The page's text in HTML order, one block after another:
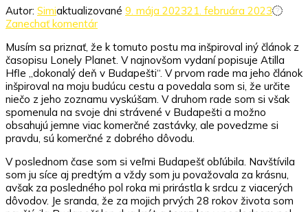
Autor: Simiaktualizované 9. mája 202321. februára 2023
Zanechať komentárk
Dokonalý
víkend
v
Budapešti
Musím sa priznať, že k tomuto postu ma inšpiroval iný článok z
časopisu Lonely Planet. V najnovšom vydaní popisuje Atilla
Hӧfle „dokonalý deň v Budapešti“. V prvom rade ma jeho článok
inšpiroval na moju budúcu cestu a povedala som si, že určite
niečo z jeho zoznamu vyskúšam. V druhom rade som si však
spomenula na svoje dni strávené v Budapešti a možno
obsahujú jemne viac komerčné zastávky, ale povedzme si
pravdu, sú komerčné z dobrého dôvodu.
V poslednom čase som si veľmi Budapešť obľúbila. Navštívila
som ju síce aj predtým a vždy som ju považovala za krásnu,
avšak za posledného pol roka mi prirástla k srdcu z viacerých
dôvodov. Je sranda, že za mojich prvých 28 rokov života som